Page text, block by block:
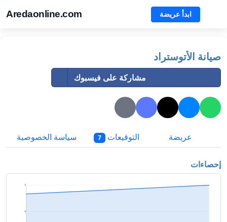
Aredaonline.com ابدأ عريضة
صيانة الأتوستراد
مشاركة على فيسبوك
عريضة التوقيعات 7 سياسة الخصوصية
إحصاءات
4
7